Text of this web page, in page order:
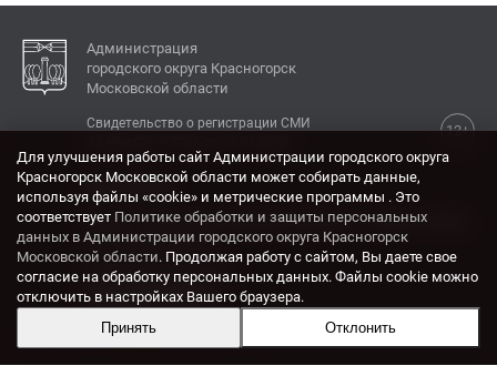
Администрация
городского округа Красногорск
Московской области
12+
Свидетельство о регистрации СМИ
КОНТАКТЫ
Адрес: 143404, Московская область, г. Красногорск,
ул. Ленина, дом 4.
Электронная почта:
krasrn@mosreg.ru
Разработка и поддержка сайта ADN
Для улучшения работы сайт Администрации городского округа
Красногорск Московской области может собирать данные,
используя файлы «cookie» и метрические программы . Это
соответствует Политике обработки и защиты персональных
данных в Администрации городского округа Красногорск
Московской области. Продолжая работу с сайтом, Вы даете свое
согласие на обработку персональных данных. Файлы cookie можно
отключить в настройках Вашего браузера.
Принять
Отклонить